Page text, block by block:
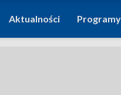
Aktualności Programy